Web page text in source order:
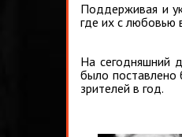
Поддерживая и
где их с любовью
На сегодняшний
было поставлено
зрителей в год.